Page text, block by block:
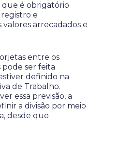
é obrigatório
e
arrecadados e
entre os
ser feita
definido na
de Trabalho.
essa previsão, a
a divisão por meio
desde que